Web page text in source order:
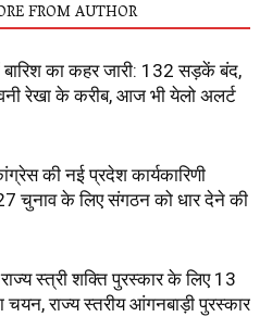
FROM AUTHOR
बारिश का कहर जारी: 132 सड़कें बंद,
रेखा के करीब, आज भी येलो अलर्ट
की नई प्रदेश कार्यकारिणी
चुनाव के लिए संगठन को धार देने की
स्त्री शक्ति पुरस्कार के लिए 13
चयन, राज्य स्तरीय आंगनबाड़ी पुरस्कार